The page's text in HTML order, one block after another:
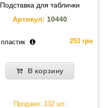
Подставка для таблички
Артикул: 10440
пластик 253 грн
В корзину
Продано: 132 шт.